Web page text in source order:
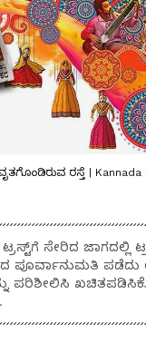
ರಸ್ತೆ | Kannada
ಸೇರಿದ ಜಾಗದಲ್ಲಿ
ಪೂರ್ವಾನುಮತಿ ಪಡೆದು
ಪರಿಶೀಲಿಸಿ